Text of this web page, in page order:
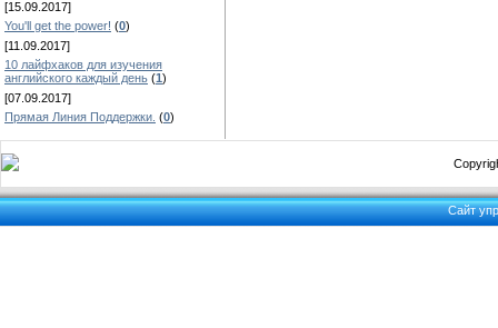
[15.09.2017]
You'll get the power! (0)
[11.09.2017]
10 лайфхаков для изучения
английского каждый день (1)
[07.09.2017]
Прямая Линия Поддержки. (0)
Сайт